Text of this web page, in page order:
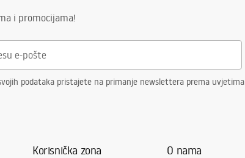
i promocijama!
podataka pristajete na primanje newslettera prema
Korisnička zona O nama